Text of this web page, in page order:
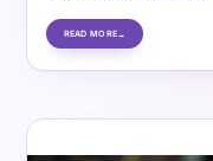
READ MORE